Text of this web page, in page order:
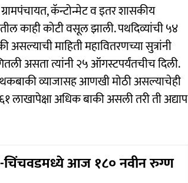
कॅन्टोन्मेट व इतर शासकीय
काही कोटी वसूल झाली. पथदिव्यांची ५४
माहिती महावितरणच्या सुत्रांनी
असता त्यांनी २५ ऑगस्टपर्यंतचीच दिली.
थकबाकी व्याजासह आणखी मोठी असल्याचेही
अधिक बाकी असली तरी ती अद्याप
चिंचवडमध्ये आज १८० नवीन रुग्ण